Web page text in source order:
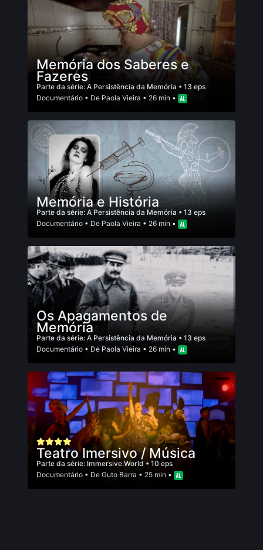
Memória dos Saberes e
Fazeres
Parte da série: A Persistência da Memória • 13 eps
Documentário • De Paola Vieira • 26 min •
Memória e História
Parte da série: A Persistência da Memória • 13 eps
Documentário • De Paola Vieira • 26 min •
Os Apagamentos de
Memória
Parte da série: A Persistência da Memória • 13 eps
Documentário • De Paola Vieira • 26 min •
Teatro Imersivo / Música
Parte da série: Immersive.World • 10 eps
Documentário • De Guto Barra • 25 min •